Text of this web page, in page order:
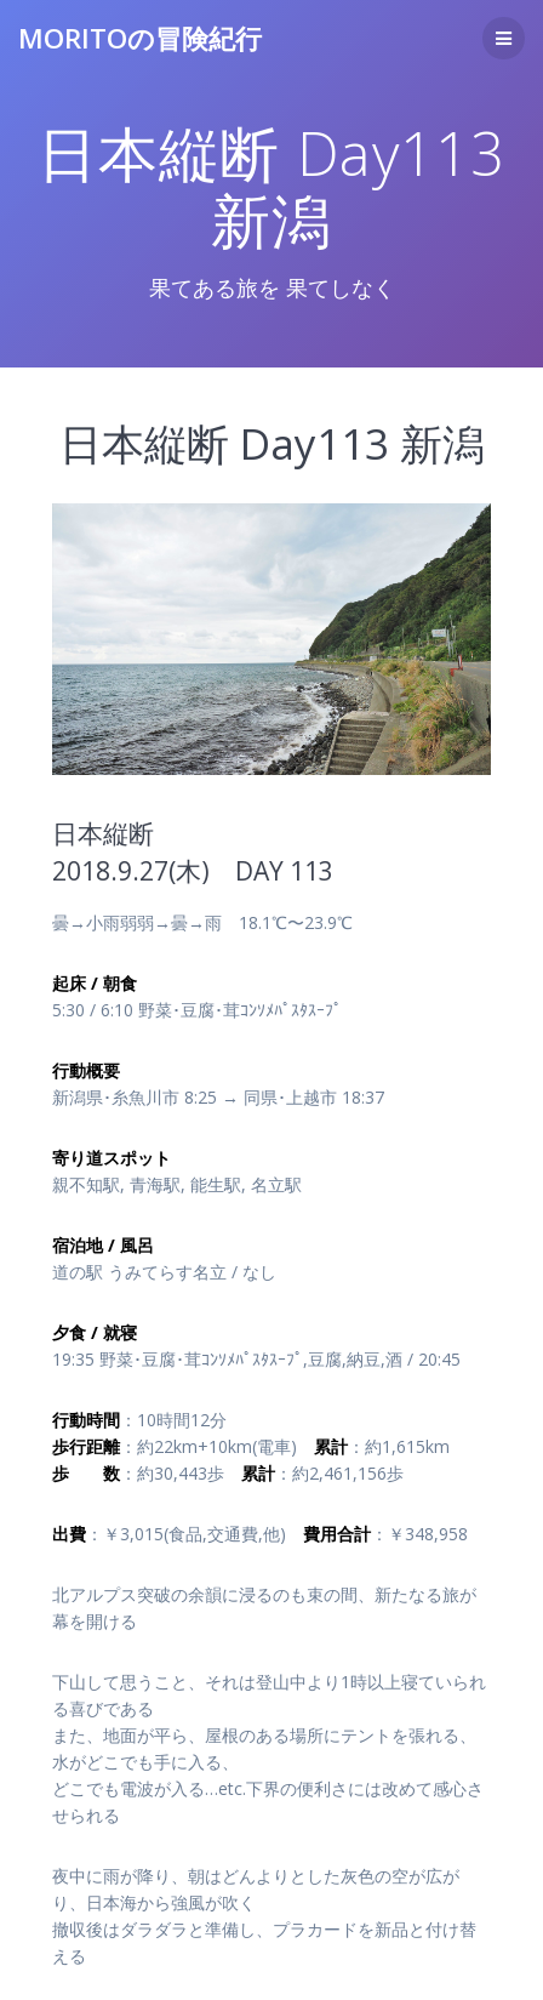
へ
キ
ッ
プ
MORITOの冒険紀行
日本縦断 Day113
新潟
果てある旅を 果てしなく
日本縦断 Day113 新潟
日本縦断
2018.9.27(木) DAY 113
曇→小雨弱弱→曇→雨 18.1℃〜23.9℃
起床 / 朝食
5:30 / 6:10 野菜･豆腐･茸ｺﾝｿﾒﾊﾟｽﾀｽｰﾌﾟ
行動概要
新潟県･糸魚川市 8:25 → 同県･上越市 18:37
寄り道スポット
親不知駅, 青海駅, 能生駅, 名立駅
宿泊地 / 風呂
道の駅 うみてらす名立 / なし
夕食 / 就寝
19:35 野菜･豆腐･茸ｺﾝｿﾒﾊﾟｽﾀｽｰﾌﾟ,豆腐,納豆,酒 / 20:45
行動時間 ：10時間12分
歩行距離：約22km+10km(電車) 累計：約1,615km
歩 数 ：約30,443歩 累計：約2,461,156歩
出費 ：￥3,015(食品,交通費,他) 費用合計：￥348,958
北アルプス突破の余韻に浸るのも束の間、新たなる旅が
幕を開ける
下山して思うこと、それは登山中より1時以上寝ていられ
る喜びである
また、地面が平ら、屋根のある場所にテントを張れる、
水がどこでも手に入る、
どこでも電波が入る…etc.下界の便利さには改めて感心さ
せられる
夜中に雨が降り、朝はどんよりとした灰色の空が広が
り、日本海から強風が吹く
撤収後はダラダラと準備し、プラカードを新品と付け替
える